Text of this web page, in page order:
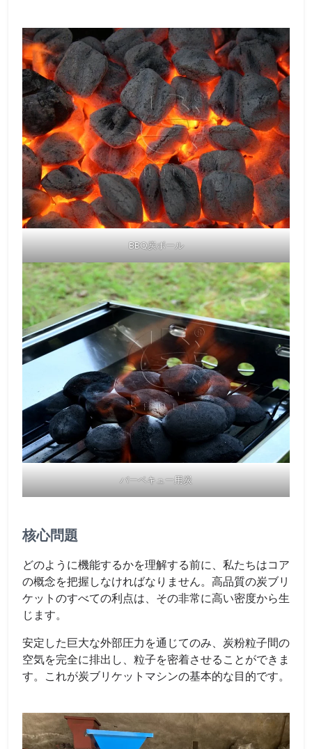
BBQ炭ボール
バーベキュー用炭
核心問題
どのように機能するかを理解する前に、私たちはコア
の概念を把握しなければなりません。高品質の炭ブリ
ケットのすべての利点は、その非常に高い密度から生
じます。
安定した巨大な外部圧力を通じてのみ、炭粉粒子間の
空気を完全に排出し、粒子を密着させることができま
す。これが炭ブリケットマシンの基本的な目的です。